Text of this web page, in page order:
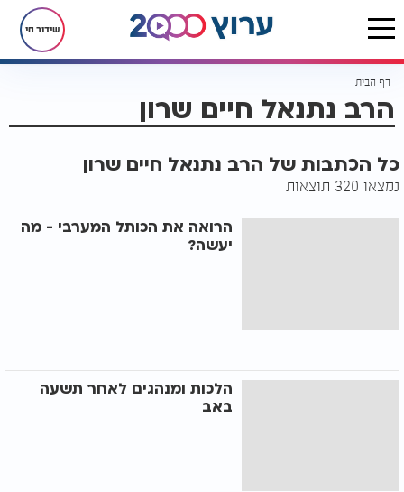
שידור חי
דף הבית
הרב נתנאל חיים שרון
כל הכתבות של הרב נתנאל חיים שרון
נמצאו 320 תוצאות
הרואה את הכותל המערבי - מה
יעשה?
הלכות ומנהגים לאחר תשעה
באב